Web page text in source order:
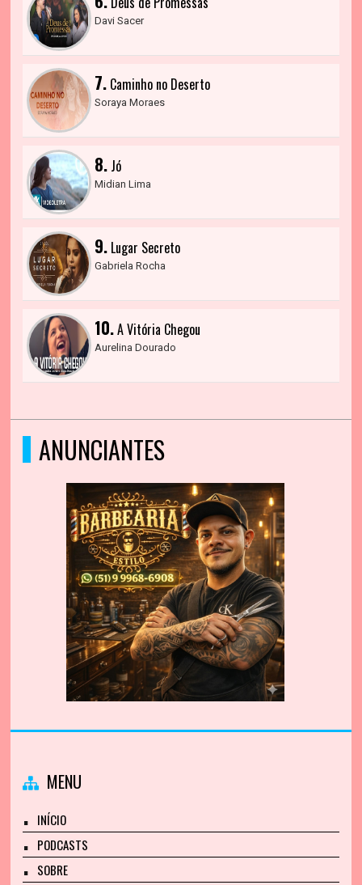
Davi Sacer
7. Caminho no Deserto
Soraya Moraes
8. Jó
Midian Lima
9. Lugar Secreto
Gabriela Rocha
10.A Vitória Chegou
Aurelina Dourado
ANUNCIANTES
MENU
INÍCIO
PODCASTS
SOBRE